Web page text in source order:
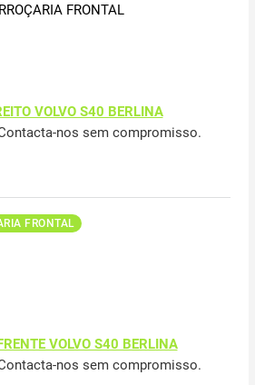
FRONTAL
VOLVO S40 BERLINA
nos sem compromisso.
FRONTAL
VOLVO S40 BERLINA
nos sem compromisso.